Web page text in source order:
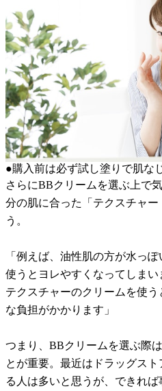
●購入前は必ず試し塗りで肌な
さらにBBクリームを選ぶ上で
分の肌に合った「テクスチャ
う。
「例えば、油性肌の方が水っ
使うとヨレやすくなってしま
テクスチャーのクリームを使
な負担がかかります」
つまり、BBクリームを選ぶ際
とが重要。最近はドラッグス
る人は多いと思うが、できれ